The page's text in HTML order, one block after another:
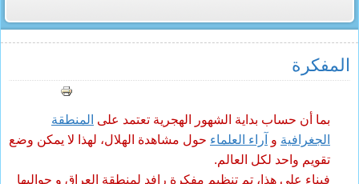
المفکرة
بما أن حساب بداية الشهور الهجرية تعتمد على المنطقة
الجغرافية و آراء العلماء حول مشاهدة الهلال، لهذا لا يمكن وضع
تقويم واحد لكل العالم.
فبناء على هذا، تم تنظيم مفكرة رافد لمنطقة العراق و حواليها